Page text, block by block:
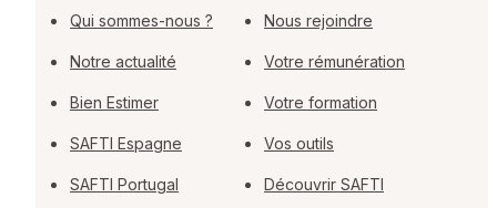
Qui sommes-nous ?
Notre actualité
Bien Estimer
SAFTI Espagne
SAFTI Portugal
Nous rejoindre
Votre rémunération
Votre formation
Vos outils
Découvrir SAFTI